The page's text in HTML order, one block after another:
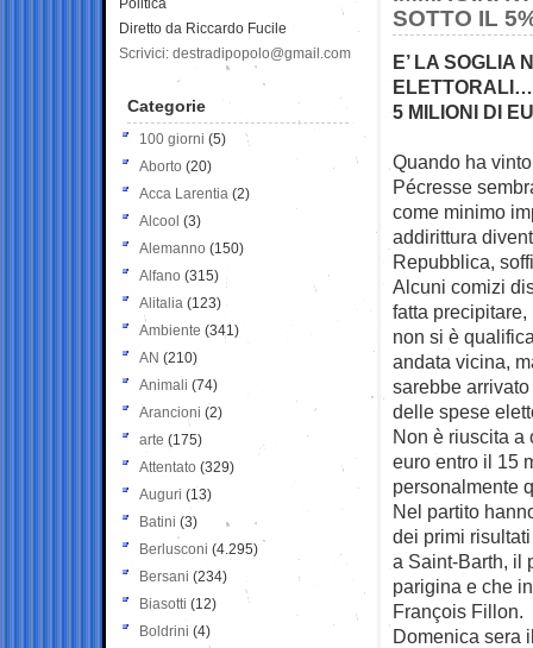
SOTTO IL
E’ LA SOGLIA
ELETTORALI…
5 MILIONI DI
Quando ha
Pécresse
come minimo
addirittura
Repubblica,
Alcuni comizi
fatta
non si è
andata vicina,
sarebbe
delle spese
Non è riuscita a
euro entro il 15
personalmente
Nel partito
dei primi
a Saint-Barth, il
parigina e che
François Fillon.
Domenica sera
Politica
Diretto da Riccardo Fucile
Scrivici: destradipopolo@gmail.com
Categorie
100 giorni (5)
Aborto (20)
Acca Larentia (2)
Alcool (3)
Alemanno (150)
Alfano (315)
Alitalia (123)
Ambiente (341)
AN (210)
Animali (74)
Arancioni (2)
arte (175)
Attentato (329)
Auguri (13)
Batini (3)
Berlusconi (4.295)
Bersani (234)
Biasotti (12)
Boldrini (4)